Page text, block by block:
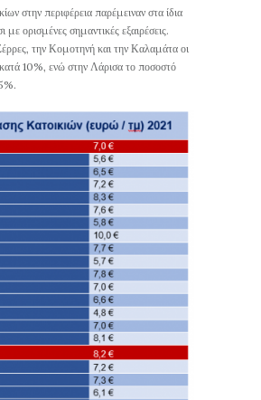
στην περιφέρεια παρέμειναν στα ίδια
με ορισμένες σημαντικές εξαιρέσεις.
την Κομοτηνή και την Καλαμάτα οι
10%, ενώ στην Λάρισα το ποσοστό